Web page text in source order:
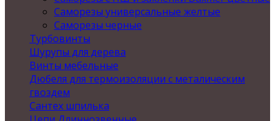
Саморезы универсальные желтые
Саморезы черные
Турбовинты
Шурупы для дерева
Винты мебельные
Дюбеля для термоизоляции с металическим
гвоздем
Сантех шпилька